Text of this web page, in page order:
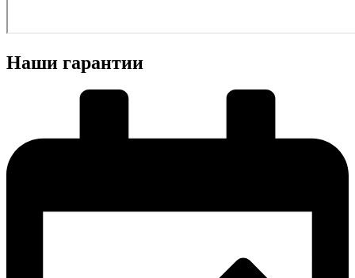
Наши гарантии